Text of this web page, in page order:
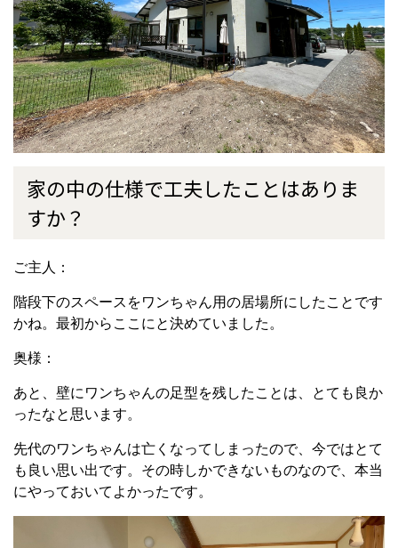
家の中の仕様で工夫したことはありま
すか？
ご主人：
階段下のスペースをワンちゃん用の居場所にしたことです
かね。 最初からここにと決めていました。
奥様：
あと、壁にワンちゃんの足型を残したことは、とても良か
ったなと思います。
先代のワンちゃんは亡くなってしまったので、今ではとて
も良い思い出です。 その時しかできないものなので、本当
にやっておいてよかったです。